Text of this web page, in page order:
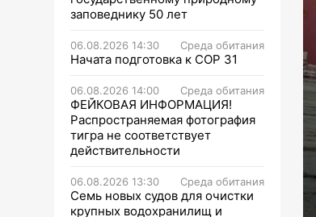
заповеднику 50 лет
06.08.2026 14:30 Среда обитания
Начата подготовка к СОР 31
06.08.2026 14:00 Среда обитания
ФЕЙКОВАЯ ИНФОРМАЦИЯ!
Распространяемая фотография
тигра не соответствует
действительности
06.08.2026 13:30 Среда обитания
Семь новых судов для очистки
крупных водохранилищ и